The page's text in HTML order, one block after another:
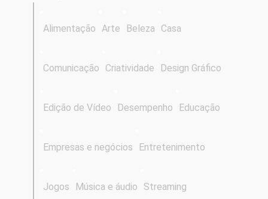
Alimentação Arte Beleza Casa
Comunicação Criatividade Design Gráfico
Edição de Vídeo Desempenho Educação
Empresas e negócios Entretenimento
Jogos Música e áudio Streaming